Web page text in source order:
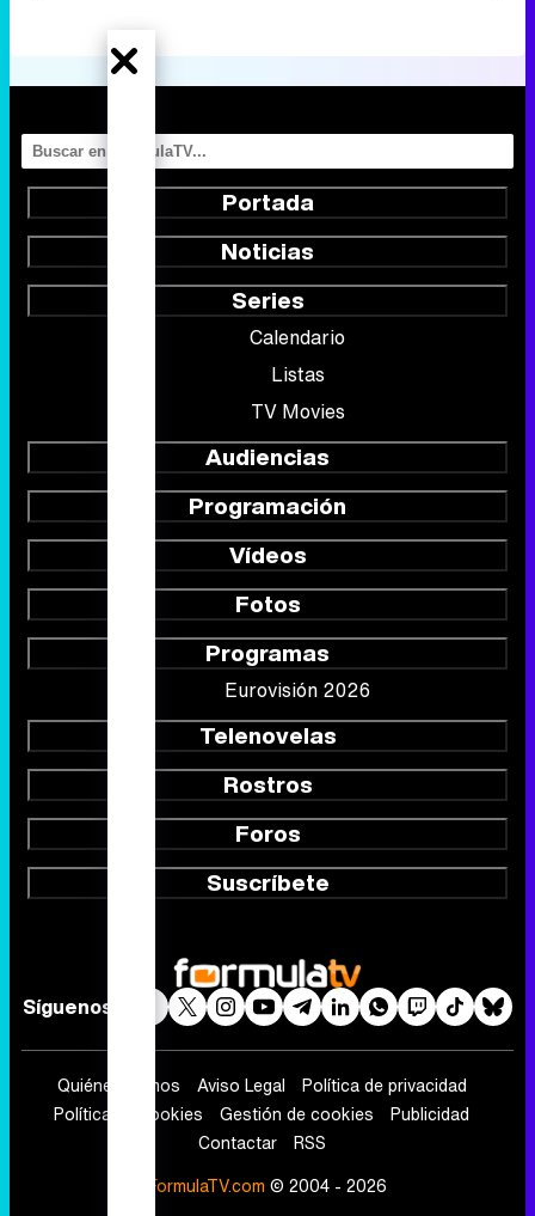
Portada
Noticias
Series
Calendario
Listas
TV Movies
Audiencias
Programación
Vídeos
Fotos
Programas
Eurovisión 2026
Telenovelas
Rostros
Foros
Suscríbete
Síguenos
Quiénes somos Aviso Legal
Política de privacidad
Política de cookies
Gestión de cookies
Publicidad
Contactar
RSS
FormulaTV.com © 2004 - 2026